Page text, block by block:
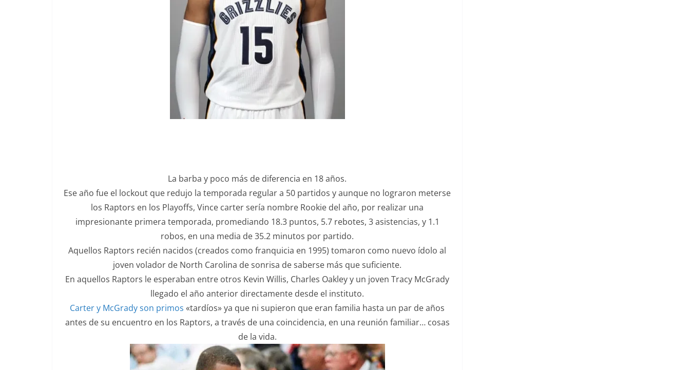
La barba y poco más de diferencia en 18 años.
Ese año fue el lockout que redujo la temporada regular a 50 partidos y aunque no lograron meterse
los Raptors en los Playoffs, Vince carter sería nombre Rookie del año, por realizar una
impresionante primera temporada, promediando 18.3 puntos, 5.7 rebotes, 3 asistencias, y 1.1
robos, en una media de 35.2 minutos por partido.
Aquellos Raptors recién nacidos (creados como franquicia en 1995) tomaron como nuevo ídolo al
joven volador de North Carolina de sonrisa de saberse más que suficiente.
En aquellos Raptors le esperaban entre otros Kevin Willis, Charles Oakley y un joven Tracy McGrady
llegado el año anterior directamente desde el instituto.
Carter y McGrady son primos «tardíos» ya que ni supieron que eran familia hasta un par de años
antes de su encuentro en los Raptors, a través de una coincidencia, en una reunión familiar… cosas
de la vida.